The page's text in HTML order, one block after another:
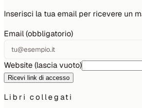
Inserisci la tua email per ricevere un
Email (obbligatorio)
Website (lascia vuoto)
Ricevi link di accesso
Libri collegati